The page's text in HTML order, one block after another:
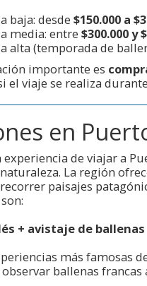
baja: desde $150.000 a
media: entre $300.000 y
alta (temporada de
importante es
el viaje se realiza
en
experiencia de viajar a
La región
paisajes
+ avistaje de ballenas
más famosas
ballenas francas